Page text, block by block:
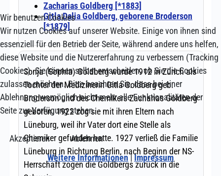
Wir benutzen Cookies
Wir nutzen Cookies auf unserer Website. Einige von ihnen sind
essenziell für den Betrieb der Seite, während andere uns helfen,
diese Website und die Nutzererfahrung zu verbessern (Tracking
Cookies). Sie können selbst entscheiden, ob Sie die Cookies
zulassen möchten. Bitte beachten Sie, dass bei einer
Ablehnung womöglich nicht mehr alle Funktionalitäten der
Seite zur Verfügung stehen.
Akzeptieren
Ablehnen
Weitere Informationen|Impressum